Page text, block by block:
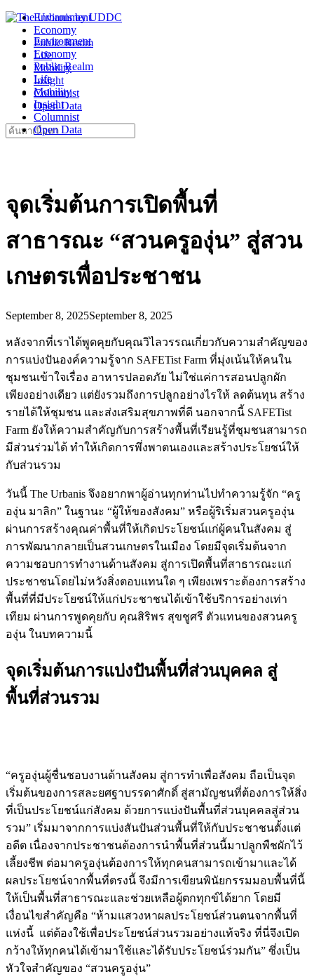
Skip
contentEnvironment
Economy
Public Realm
Life
Mobility
Insight
Columnist
Open Data
Environment
Economy
Public Realm
Life
Mobility
Insight
Columnist
Open Data
Search
for:
จุดเริ่มต้นการเปิดพื้นที่
สาธารณะ “สวนครูองุ่น” สู่สวน
เกษตรเพื่อประชาชน
September 8, 2025September 8, 2025
หลังจากที่เราได้พูดคุยกับคุณวิไลวรรณเกี่ยวกับความสำคัญของ
การแบ่งปันองค์ความรู้จาก SAFETist Farm ที่มุ่งเน้นให้คนใน
ชุมชนเข้าใจเรื่อง อาหารปลอดภัย ไม่ใช่แค่การสอนปลูกผัก
เพียงอย่างเดียว แต่ยังรวมถึงการปลูกอย่างไรให้ ลดต้นทุน สร้าง
รายได้ให้ชุมชน และส่งเสริมสุขภาพที่ดี นอกจากนี้ SAFETist
Farm ยังให้ความสำคัญกับการสร้างพื้นที่เรียนรู้ที่ชุมชนสามารถ
มีส่วนร่วมได้ ทำให้เกิดการพึ่งพาตนเองและสร้างประโยชน์ให้
กับส่วนรวม
วันนี้ The Urbanis จึงอยากพาผู้อ่านทุกท่านไปทำความรู้จัก “ครู
องุ่น มาลิก” ในฐานะ “ผู้ให้ของสังคม” หรือผู้ริเริ่มสวนครูองุ่น
ผ่านการสร้างคุณค่าพื้นที่ให้เกิดประโยชน์แก่ผู้คนในสังคม สู่
การพัฒนากลายเป็นสวนเกษตรในเมือง โดยมีจุดเริ่มต้นจาก
ความชอบการทำงานด้านสังคม สู่การเปิดพื้นที่สาธารณะแก่
ประชาชนโดยไม่หวังสิ่งตอบแทนใด ๆ เพียงเพราะต้องการสร้าง
พื้นที่ที่มีประโยชน์ให้แก่ประชาชนได้เข้าใช้บริการอย่างเท่า
เทียม ผ่านการพูดคุยกับ คุณสิริพร สุขชูศรี ตัวแทนของสวนครู
องุ่น ในบทความนี้
จุดเริ่มต้นการแบ่งปันพื้นที่ส่วนบุคคล สู่
พื้นที่ส่วนรวม
“ครูองุ่นผู้ชื่นชอบงานด้านสังคม สู่การทำเพื่อสังคม ถือเป็นจุด
เริ่มต้นของการสละยศฐาบรรดาศักดิ์ สู่สามัญชนที่ต้องการให้สิ่ง
ที่เป็นประโยชน์แก่สังคม ด้วยการแบ่งปันพื้นที่ส่วนบุคคลสู่ส่วน
รวม” เริ่มมาจากการแบ่งสันปันส่วนพื้นที่ให้กับประชาชนตั้งแต่
อดีต เนื่องจากประชาชนต้องการนำพื้นที่ส่วนนี้มาปลูกพืชผักไว้
เลี้ยงชีพ ต่อมาครูองุ่นต้องการให้ทุกคนสามารถเข้ามาและได้
ผลประโยชน์จากพื้นที่ตรงนี้ จึงมีการเขียนพินัยกรรมมอบพื้นที่นี้
ให้เป็นพื้นที่สาธารณะและช่วยเหลือผู้ตกทุกข์ได้ยาก โดยมี
เงื่อนไขสำคัญคือ “ห้ามแสวงหาผลประโยชน์ส่วนตนจากพื้นที่
แห่งนี้ แต่ต้องใช้เพื่อประโยชน์ส่วนรวมอย่างแท้จริง ที่นี่จึงเปิด
กว้างให้ทุกคนได้เข้ามาใช้และได้รับประโยชน์ร่วมกัน” ซึ่งเป็น
หัวใจสำคัญของ “สวนครูองุ่น”